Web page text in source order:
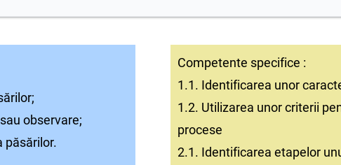
observare;
păsărilor.
Competente specifice :
1.1. Identificarea unor
1.2. Utilizarea unor criterii
procese
2.1. Identificarea etapelor